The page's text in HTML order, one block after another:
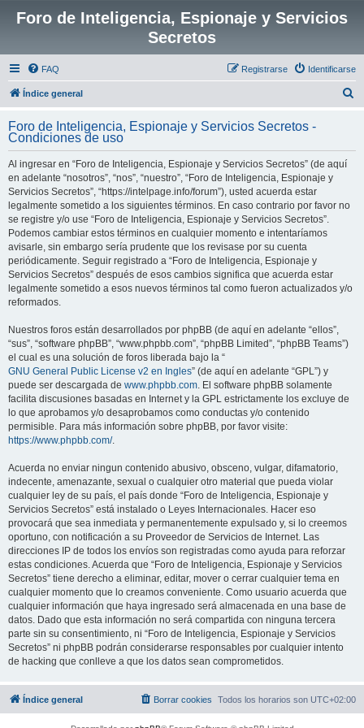
Foro de Inteligencia, Espionaje y Servicios
Secretos
FAQ Identificarse
Registrarse
Índice general
c
Foro de Inteligencia, Espionaje y Servicios Secretos -
Condiciones de uso
Al ingresar en “Foro de Inteligencia, Espionaje y Servicios Secretos” (de aquí
en adelante “nosotros”, “nos”, “nuestro”, “Foro de Inteligencia, Espionaje y
Servicios Secretos”, “https://intelpage.info/forum”), usted acuerda estar
legalmente sometido a los siguientes términos. En caso contrario por favor no
se registre y/o use “Foro de Inteligencia, Espionaje y Servicios Secretos”.
Podemos cambiar estos términos en cualquier momento e intentaríamos
avisarle, sin embargo sería prudente que los revisase por su cuenta
periódicamente. Seguir registrado a “Foro de Inteligencia, Espionaje y
Servicios Secretos” después de esos cambios significa que acuerda estar
legalmente sometido a esos nuevos términos tal como fueron actualizados y/o
reformados.
Nuestros foros están desarrollados por phpBB (de aquí en adelante “ellos”,
“sus”, “software phpBB”, “www.phpbb.com”, “phpBB Limited”, “phpBB Teams”)
el cual es una solución de foros liberada bajo la “
GNU General Public License v2 en Ingles” (de aquí en adelante “GPL”) y
puede ser descargada de www.phpbb.com. El software phpBB solamente
facilita discusiones basadas en Internet y la GPL estrictamente los excluye de
lo que aprobamos y/o desaprobamos como conductas y/o contenido
permisible. Para más información sobre phpBB, por favor visite:
https://www.phpbb.com/.
Acuerda no enviar ningun contenido abusivo, obsceno, vulgar, difamatorio,
indecente, amenazante, sexual o cualquier otro material que pueda violar
cualquier ley de su país, el país donde “Foro de Inteligencia, Espionaje y
Servicios Secretos” está instalado o Leyes Internacionales. Hacer eso
provocará que sea inmediata y permanentemente expulsado y, si lo creemos
oportuno, con notificación a su Proveedor de Servicios de Internet. Las
direcciones IP de todos los envíos son registradas como ayuda para reforzar
estas condiciones. Acuerda que “Foro de Inteligencia, Espionaje y Servicios
Secretos” tiene derecho a eliminar, editar, mover o cerrar cualquier tema en
cualquier momento que lo creamos conveniente. Como usuario acuerda que
cualquier información que haya ingresado será almacenada en una base de
datos. Dado que esta información no será compartida con ninguna tercera
parte sin su consentimiento, ni “Foro de Inteligencia, Espionaje y Servicios
Secretos” ni phpBB podrán considerarse responsables por cualquier intento
de hacking que conlleve a que los datos sean comprometidos.
Índice general Todos los horarios son UTC+02:00
Borrar cookies